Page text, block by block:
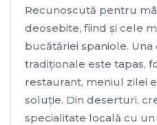
Recunoscută pentru
deosebite, fiind şi cele
bucătăriei spaniole.
tradiţionale este tapas,
restaurant, meniul zilei
soluţie. Din deserturi,
specialitate locală cu